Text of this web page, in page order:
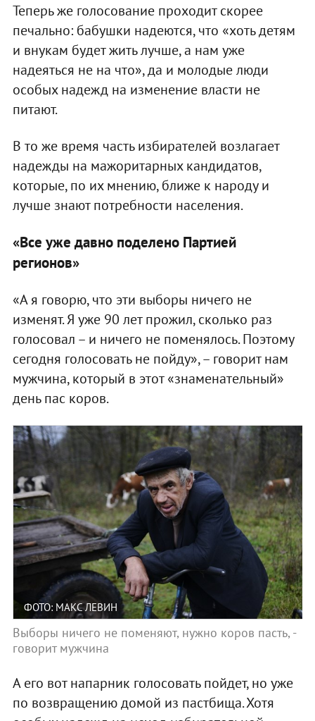
Теперь же голосование проходит скорее
печально: бабушки надеются, что «хоть детям
и внукам будет жить лучше, а нам уже
надеяться не на что», да и молодые люди
особых надежд на изменение власти не
питают.
В то же время часть избирателей возлагает
надежды на мажоритарных кандидатов,
которые, по их мнению, ближе к народу и
лучше знают потребности населения.
«Все уже давно поделено Партией
регионов»
«А я говорю, что эти выборы ничего не
изменят. Я уже 90 лет прожил, сколько раз
голосовал – и ничего не поменялось. Поэтому
сегодня голосовать не пойду», – говорит нам
мужчина, который в этот «знаменательный»
день пас коров.
ФОТО: МАКС ЛЕВИН
Выборы ничего не поменяют, нужно коров пасть, -
говорит мужчина
А его вот напарник голосовать пойдет, но уже
по возвращению домой из пастбища. Хотя